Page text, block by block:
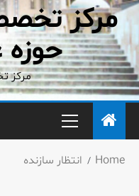
مرکز
مرکز
Home انتظار سازنده